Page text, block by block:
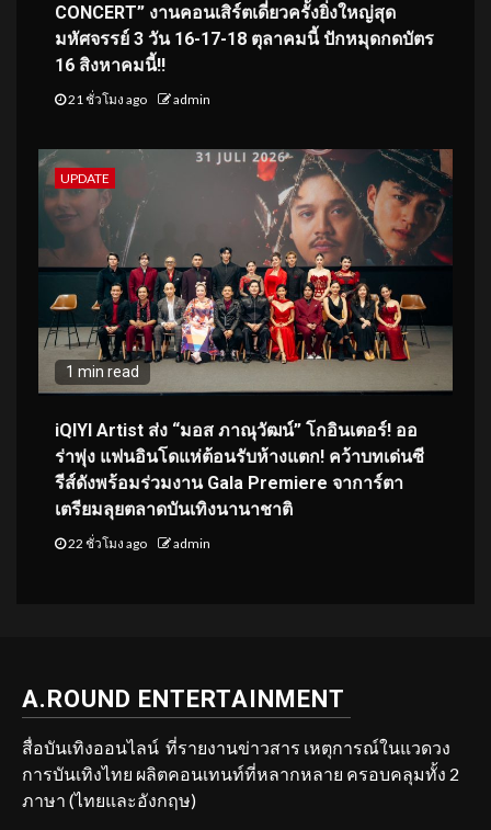
CONCERT” งานคอนเสิร์ตเดี่ยวครั้งยิ่งใหญ่สุด
มหัศจรรย์ 3 วัน 16-17-18 ตุลาคมนี้ ปักหมุดกดบัตร
16 สิงหาคมนี้!!
21 ชั่วโมง ago admin
UPDATE
1 min read
iQIYI Artist ส่ง “มอส ภาณุวัฒน์” โกอินเตอร์! ออ
ร่าพุ่ง แฟนอินโดแห่ต้อนรับห้างแตก! คว้าบทเด่นซี
รีส์ดังพร้อมร่วมงาน Gala Premiere จาการ์ตา
เตรียมลุยตลาดบันเทิงนานาชาติ
22 ชั่วโมง ago admin
A.ROUND ENTERTAINMENT
สื่อบันเทิงออนไลน์ ที่รายงานข่าวสาร เหตุการณ์ในแวดวง
การบันเทิงไทย ผลิตคอนเทนท์ที่หลากหลาย ครอบคลุมทั้ง 2
ภาษา (ไทยและอังกฤษ)